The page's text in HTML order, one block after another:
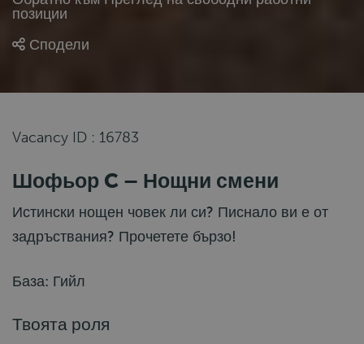
позиции
Сподели
Vacancy ID : 16783
Шофьор C – Нощни смени
Истински нощен човек ли си? Писнало ви е от
задръствания? Прочетете бързо!
База: Гийл
Твоята роля